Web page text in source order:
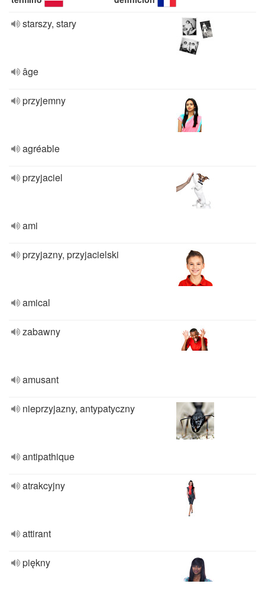
starszy, stary
âge
przyjemny
agréable
przyjaciel
ami
przyjazny, przyjacielski
amical
zabawny
amusant
nieprzyjazny, antypatyczny
antipathique
atrakcyjny
attirant
piękny